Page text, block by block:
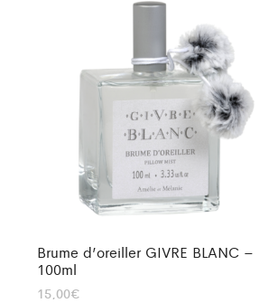
Brume d’oreiller GIVRE BLANC –
100ml
15,00€